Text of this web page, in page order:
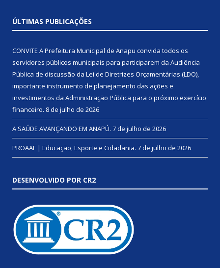
ÚLTIMAS PUBLICAÇÕES
CONVITE A Prefeitura Municipal de Anapu convida todos os
servidores públicos municipais para participarem da Audiência
Pública de discussão da Lei de Diretrizes Orçamentárias (LDO),
importante instrumento de planejamento das ações e
investimentos da Administração Pública para o próximo exercício
financeiro. 8 de julho de 2026
A SAÚDE AVANÇANDO EM ANAPÚ. 7 de julho de 2026
PROAAF | Educação, Esporte e Cidadania. 7 de julho de 2026
DESENVOLVIDO POR CR2